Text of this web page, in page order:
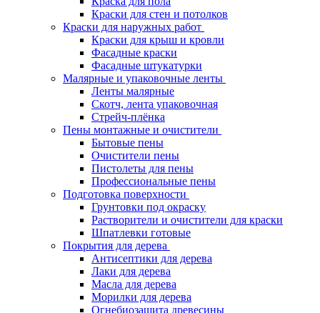
Краски для стен и потолков
Краски для наружных работ
Краски для крыш и кровли
Фасадные краски
Фасадные штукатурки
Малярные и упаковочные ленты
Ленты малярные
Скотч, лента упаковочная
Стрейч-плёнка
Пены монтажные и очистители
Бытовые пены
Очистители пены
Пистолеты для пены
Профессиональные пены
Подготовка поверхности
Грунтовки под окраску
Растворители и очистители для краски
Шпатлевки готовые
Покрытия для дерева
Антисептики для дерева
Лаки для дерева
Масла для дерева
Морилки для дерева
Огнебиозащита древесины